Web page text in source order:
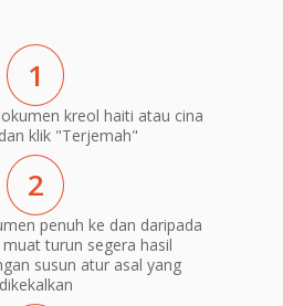
1
kreol haiti atau cina
klik "Terjemah"
2
penuh ke dan daripada
turun segera hasil
susun atur asal yang
dikekalkan